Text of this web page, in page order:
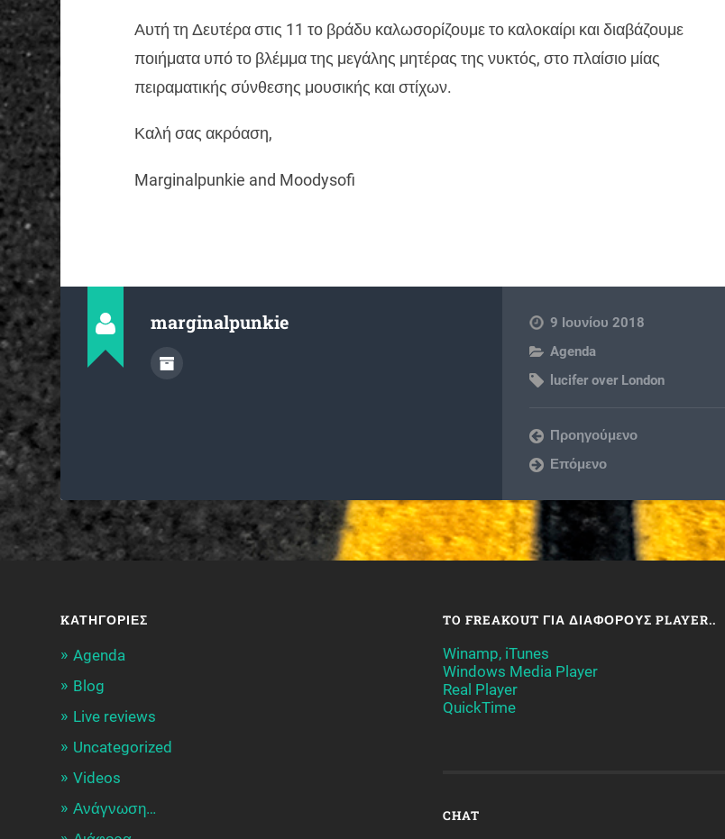
Αυτή τη Δευτέρα στις 11 το βράδυ καλωσορίζουμε το καλοκαίρι και διαβάζουμε
ποιήματα υπό το βλέμμα της μεγάλης μητέρας της νυκτός, στο πλαίσιο μίας
πειραματικής σύνθεσης μουσικής και στίχων.
Καλή σας ακρόαση,
Marginalpunkie and Moodysofi
marginalpunkie
9 Ιουνίου 2018
Agenda
lucifer over London
Προηγούμενο
Επόμενο
KΑΤΗΓΟΡΊΕΣ
Agenda
Blog
Live reviews
Uncategorized
Videos
Ανάγνωση…
TO FREAKOUT ΓΙΑ ΔΙΆΦΟΡΟΥΣ PLAYER..
Winamp, iTunes
Windows Media Player
Real Player
QuickTime
CHAT